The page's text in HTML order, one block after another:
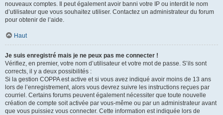
nouveaux comptes. Il peut également avoir banni votre IP ou interdit le nom
d’utilisateur que vous souhaitez utiliser. Contactez un administrateur du forum
pour obtenir de l’aide.
Haut
Je suis enregistré mais je ne peux pas me connecter !
Vérifiez, en premier, votre nom d’utilisateur et votre mot de passe. S’ils sont
corrects, il y a deux possibilités :
Si la gestion COPPA est active et si vous avez indiqué avoir moins de 13 ans
lors de l’enregistrement, alors vous devrez suivre les instructions reçues par
courriel. Certains forums peuvent également nécessiter que toute nouvelle
création de compte soit activée par vous-même ou par un administrateur avant
que vous puissiez vous connecter. Cette information est indiquée lors de